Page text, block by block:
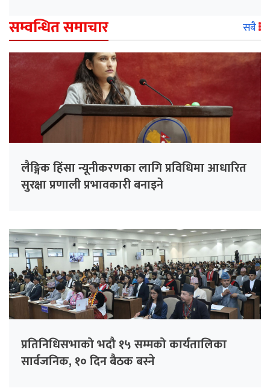
सम्वन्धित समाचार सबै
लैङ्गिक हिंसा न्यूनीकरणका लागि प्रविधिमा आधारित
सुरक्षा प्रणाली प्रभावकारी बनाइने
प्रतिनिधिसभाको भदौ १५ सम्मको कार्यतालिका
सार्वजनिक, १० दिन बैठक बस्ने